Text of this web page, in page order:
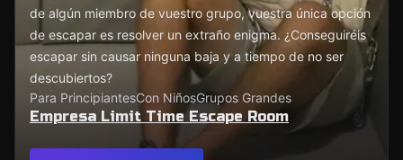
de algún miembro de vuestro grupo, vuestra única opción
de escapar es resolver un extraño enigma. ¿Conseguiréis
escapar sin causar ninguna baja y a tiempo de no ser
descubiertos?
Para PrincipiantesCon NiñosGrupos Grandes
Empresa Limit Time Escape Room